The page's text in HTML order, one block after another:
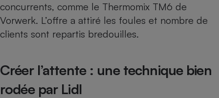
concurrents, comme le Thermomix TM6 de
Vorwerk. L’offre a attiré les foules et nombre de
clients sont repartis bredouilles.
Créer l’attente : une technique bien
rodée par Lidl
Plaque de cuisson à
induction
Radiateur électrique